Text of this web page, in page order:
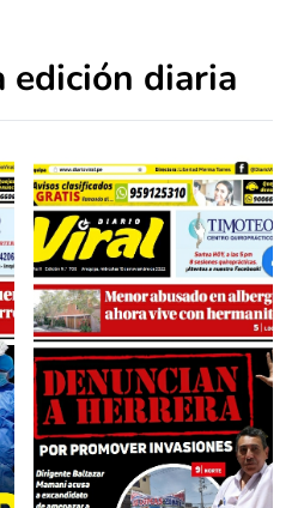
edición diaria